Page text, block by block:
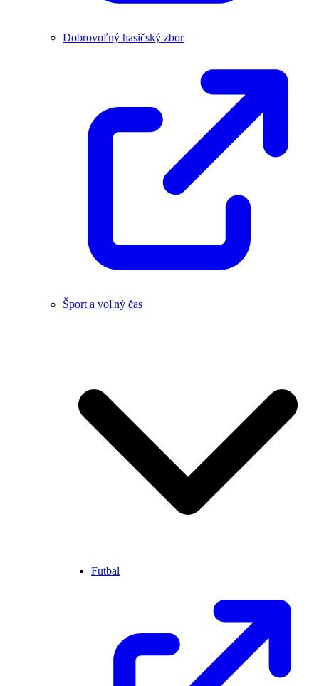
Dobrovoľný hasičský zbor
Šport a voľný čas
Futbal